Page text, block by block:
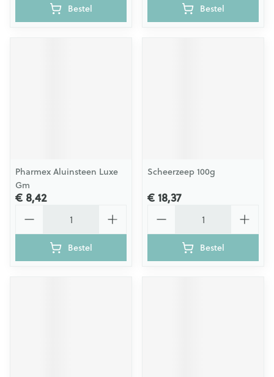
Bestel Bestel
Pharmex Aluinsteen Luxe
Gm
€ 8,42
Bestel
Scheerzeep 100g
€ 18,37
Bestel